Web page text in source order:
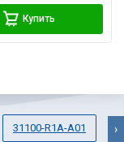
Купить
31100-R1A-A01 ›